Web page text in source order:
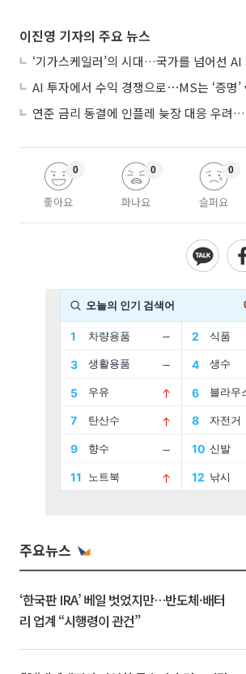
이진영 기자의 주요 뉴스
‘기가스케일러’의 시대…국가를 넘어선 AI
좋아요
0
화나요
0
슬퍼요
0
주요뉴스
‘한국판 IRA’ 베일 벗었지만…반도체·배터
리 업계 “시행령이 관건”